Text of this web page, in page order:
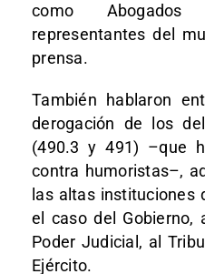
como Abogados
representantes del
prensa.
También hablaron
derogación de los
(490.3 y 491) –que
contra humoristas–,
las altas instituciones
el caso del Gobierno,
Poder Judicial, al
Ejército.